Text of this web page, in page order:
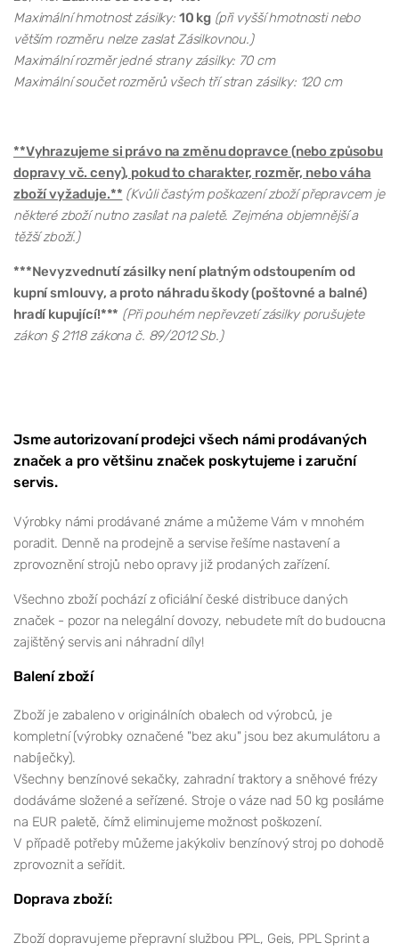
Maximální hmotnost zásilky: 10 kg (při vyšší hmotnosti nebo
větším rozměru nelze zaslat Zásilkovnou.)
Maximální rozměr jedné strany zásilky: 70 cm
Maximální součet rozměrů všech tří stran zásilky: 120 cm
**Vyhrazujeme si právo na změnu dopravce (nebo způsobu
dopravy vč. ceny), pokud to charakter, rozměr, nebo váha
zboží vyžaduje.** (Kvůli častým poškození zboží přepravcem je
některé zboží nutno zasílat na paletě. Zejména objemnější a
těžší zboží.)
***Nevyzvednutí zásilky není platným odstoupením od
kupní smlouvy, a proto náhradu škody (poštovné a balné)
hradí kupující!*** (Při pouhém nepřevzetí zásilky porušujete
zákon § 2118 zákona č. 89/2012 Sb.)
Jsme autorizovaní prodejci všech námi prodávaných
značek a pro většinu značek poskytujeme i zaruční
servis.
Výrobky námi prodávané známe a můžeme Vám v mnohém
poradit. Denně na prodejně a servise řešíme nastavení a
zprovoznění strojů nebo opravy již prodaných zařízení.
Všechno zboží pochází z oficiální české distribuce daných
značek - pozor na nelegální dovozy, nebudete mít do budoucna
zajištěný servis ani náhradní díly!
Balení zboží
Zboží je zabaleno v originálních obalech od výrobců, je
kompletní (výrobky označené "bez aku" jsou bez akumulátoru a
nabíječky).
Všechny benzínové sekačky, zahradní traktory a sněhové frézy
dodáváme složené a seřízené. Stroje o váze nad 50 kg posíláme
na EUR paletě, čímž eliminujeme možnost poškození.
V případě potřeby můžeme jakýkoliv benzínový stroj po dohodě
zprovoznit a seřídit.
Doprava zboží:
Zboží dopravujeme přepravní službou PPL, Geis, PPL Sprint a